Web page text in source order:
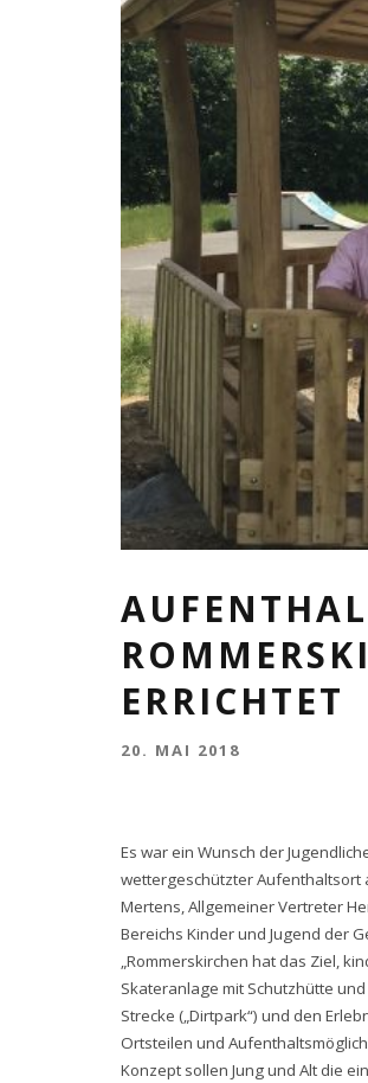
ERRICHTET
20. MAI 2018
Es war ein Wunsch der
wettergeschützter Aufenthaltsort
Mertens, Allgemeiner Vertreter
Bereichs Kinder und Jugend der
„Rommerskirchen hat das Ziel,
Skateranlage mit Schutzhütte
Strecke („Dirtpark“) und den
Ortsteilen und
Konzept sollen Jung und Alt die